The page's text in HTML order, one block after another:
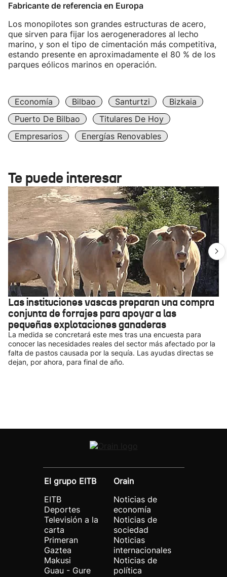
Fabricante de referencia en Europa
Los monopilotes son grandes estructuras de acero,
que sirven para fijar los aerogeneradores al lecho
marino, y son el tipo de cimentación más competitiva,
estando presente en aproximadamente el 80 % de los
parques eólicos marinos en operación.
Economía Bilbao Santurtzi
Bizkaia
Puerto De Bilbao
Titulares De Hoy
Empresarios
Energías Renovables
Te puede interesar
Las instituciones vascas preparan una compra
conjunta de forrajes para apoyar a las
pequeñas explotaciones ganaderas
La medida se concretará este mes tras una encuesta para
conocer las necesidades reales del sector más afectado por la
falta de pastos causada por la sequía. Las ayudas directas se
dejan, por ahora, para final de año.
El grupo EITB
EITB
Deportes
Televisión a la
carta
Primeran
Gaztea
Makusi
Guau - Gure
Orain
Noticias de
economía
Noticias de
sociedad
Noticias
internacionales
Noticias de
política